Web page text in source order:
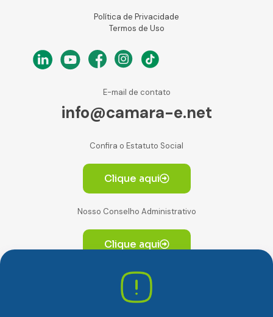
Política de Privacidade
Termos de Uso
E-mail de contato
info@camara-e.net
Confira o Estatuto Social
Clique aqui
Nosso Conselho Administrativo
Clique aqui
Av. Paulista, 2064. Conjunto 14, (Edifício Paulista) -
CEP 01310-928 Consolação – São Paulo/SP